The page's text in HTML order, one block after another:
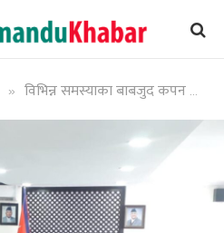
» विभिन्न समस्याका बाबजुद कपन खहरेको काम सुरू हुँदै